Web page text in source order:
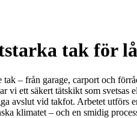
tak för
– från garage, carport och
ett säkert tätskikt som
avslut vid takfot. Arbetet utförs
klimatet – och en smidig